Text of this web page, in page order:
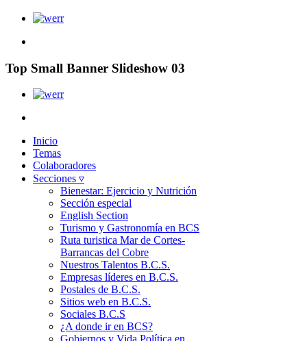
Top Small Banner Slideshow 03
Inicio
Temas
Colaboradores
Secciones ▿
Bienestar: Ejercicio y Nutrición
Sección especial
English Section
Turismo y Gastronomía en BCS
Ruta turistica Mar de Cortes-
Barrancas del Cobre
Nuestros Talentos B.C.S.
Empresas líderes en B.C.S.
Postales de B.C.S.
Sitios web en B.C.S.
Sociales B.C.S
¿A donde ir en BCS?